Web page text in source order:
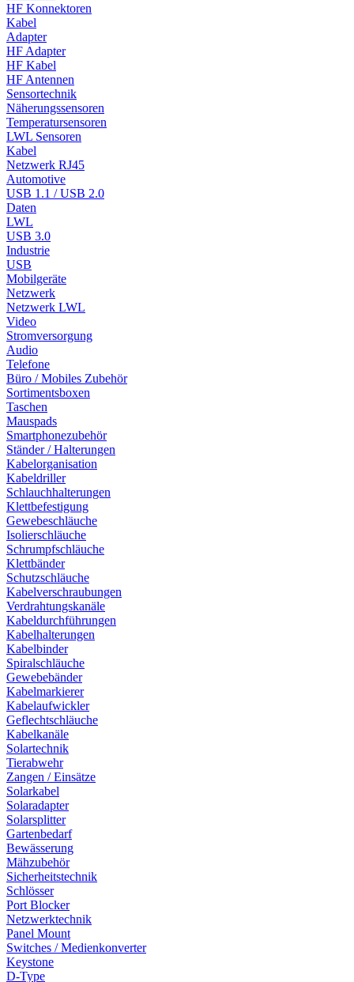
HF Konnektoren
Kabel
Adapter
HF Adapter
HF Kabel
HF Antennen
Sensortechnik
Näherungssensoren
Temperatursensoren
LWL Sensoren
Kabel
Netzwerk RJ45
Automotive
USB 1.1 / USB 2.0
Daten
LWL
USB 3.0
Industrie
USB
Mobilgeräte
Netzwerk
Netzwerk LWL
Video
Stromversorgung
Audio
Telefone
Büro / Mobiles Zubehör
Sortimentsboxen
Taschen
Mauspads
Smartphonezubehör
Ständer / Halterungen
Kabelorganisation
Kabeldriller
Schlauchhalterungen
Klettbefestigung
Gewebeschläuche
Isolierschläuche
Schrumpfschläuche
Klettbänder
Schutzschläuche
Kabelverschraubungen
Verdrahtungskanäle
Kabeldurchführungen
Kabelhalterungen
Kabelbinder
Spiralschläuche
Gewebebänder
Kabelmarkierer
Kabelaufwickler
Geflechtschläuche
Kabelkanäle
Solartechnik
Tierabwehr
Zangen / Einsätze
Solarkabel
Solaradapter
Solarsplitter
Gartenbedarf
Bewässerung
Mähzubehör
Sicherheitstechnik
Schlösser
Port Blocker
Netzwerktechnik
Panel Mount
Switches / Medienkonverter
Keystone
D-Type